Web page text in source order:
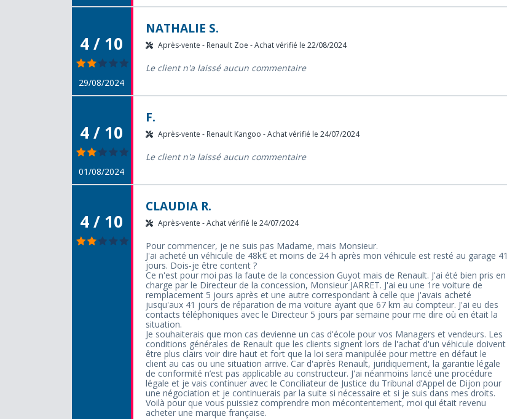
4 / 10
29/08/2024
NATHALIE S.
Après-vente - Renault Zoe - Achat vérifié le 22/08/2024
Le client n'a laissé aucun commentaire
4 / 10
01/08/2024
F.
Après-vente - Renault Kangoo - Achat vérifié le 24/07/2024
Le client n'a laissé aucun commentaire
4 / 10
CLAUDIA R.
Après-vente - Achat vérifié le 24/07/2024
Pour commencer, je ne suis pas Madame, mais Monsieur.
J'ai acheté un véhicule de 48k€ et moins de 24 h après mon véhicule est resté au garage 41
jours. Dois-je être content ?
Ce n'est pour moi pas la faute de la concession Guyot mais de Renault. J'ai été bien pris en
charge par le Directeur de la concession, Monsieur JARRET. J'ai eu une 1re voiture de
remplacement 5 jours après et une autre correspondant à celle que j'avais acheté
jusqu'aux 41 jours de réparation de ma voiture ayant que 67 km au compteur. J'ai eu des
contacts téléphoniques avec le Directeur 5 jours par semaine pour me dire où en était la
situation.
Je souhaiterais que mon cas devienne un cas d'école pour vos Managers et vendeurs. Les
conditions générales de Renault que les clients signent lors de l'achat d'un véhicule doivent
être plus clairs voir dire haut et fort que la loi sera manipulée pour mettre en défaut le
client au cas ou une situation arrive. Car d'après Renault, juridiquement, la garantie légale
de conformité n’est pas applicable au constructeur. J'ai néanmoins lancé une procédure
légale et je vais continuer avec le Conciliateur de Justice du Tribunal d’Appel de Dijon pour
une négociation et je continuerais par la suite si nécessaire et si je suis dans mes droits.
Voilà pour que vous puissiez comprendre mon mécontentement, moi qui était revenu
acheter une marque française.